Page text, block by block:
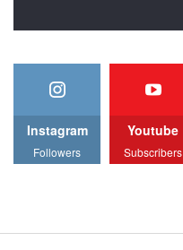
Youtube
Subscribers
Instagram
Followers